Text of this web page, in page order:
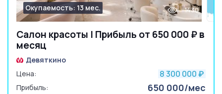
Салон красоты | Прибыль от 650 000 ₽ в
месяц
Окупаемость: 13 мес. 1430
Девяткино
Цена:
8 300 000 ₽
Прибыль: 650 000/мес